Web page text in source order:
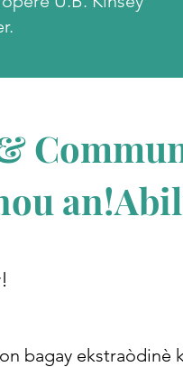
bagay ekstraòdinè